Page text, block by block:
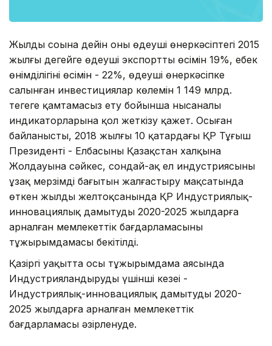
Жылдың соңына дейін оның өңдеуші өнеркәсіптегі 2015
жылғы деңгейге өңдеуші экспорттың өсімін 19%, еңбек
өнімділігінің өсімін - 22%, өңдеуші өнеркәсіпке
салынған инвестициялар көлемін 1 149 млрд.
теңгеге қамтамасыз ету бойынша нысаналы
индикаторларына қол жеткізу қажет. Осыған
байланысты, 2018 жылғы 10 қаңтардағы ҚР Тұңғыш
Президенті - Елбасының Қазақстан халқына
Жолдауына сәйкес, сондай-ақ ел индустриясының
ұзақ мерзімді бағытын жалғастыру мақсатында
өткен жылдың желтоқсанында ҚР Индустриялық-
инновациялық дамытудың 2020-2025 жылдарға
арналған мемлекеттік бағдарламасының
тұжырымдамасы бекітілді.
Қазіргі уақытта осы тұжырымдама аясында
Индустрияландырудың үшінші кезеңі -
Индустриялық-инновациялық дамытудың 2020-
2025 жылдарға арналған мемлекеттік
бағдарламасы әзірленуде.